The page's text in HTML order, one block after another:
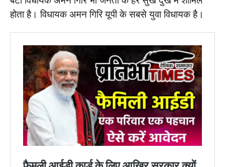
होता है। विधायक अमन गिरि यूपी के सबसे युवा विधायक है।